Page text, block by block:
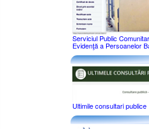
Serviciul Public
Evidenţă a Persoanelor
Ultimile consultari publice